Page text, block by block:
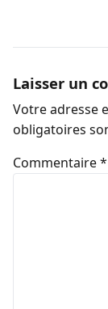
Laisser un
Votre adresse
obligatoires
Commentaire*